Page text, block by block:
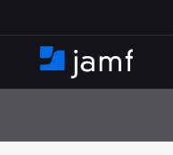
​
至
​
住
家